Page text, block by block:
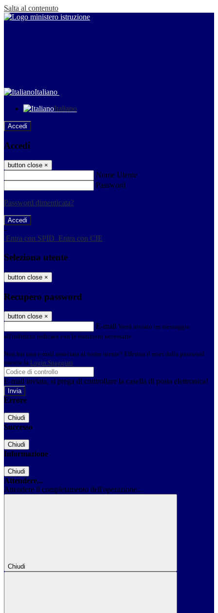
Salta al contenuto
Italiano
Italiano
Accedi
Accedi
button close ×
Nome Utente
Password
Password dimenticata?
-
Entra con SPID Entra con CIE
Seleziona utente
button close ×
Recupero password
button close ×
E-mail Verrà inviato un messaggio
all'indirizzo indicato con le istruzioni necessarie.
Non hai una e-mail associata al nome utente? Effettua il reset della password
tramite la Login Spaggiari
E-mail inviata, si prega di controllare la casella di posta elettronica!
Errore
Chiudi
Successo
Chiudi
Informazione
Chiudi
Attendere...
Attendere il completamento dell'operazione...
Chiudi